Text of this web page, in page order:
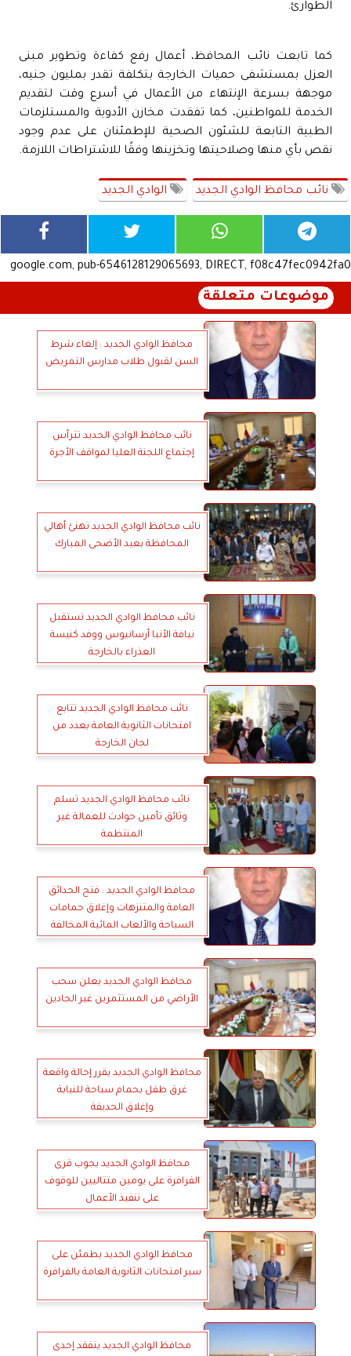
الطوارئ.
كما تابعت نائب المحافظ، أعمال رفع كفاءة وتطوير مبنى
العزل بمستشفى حميات الخارجة بتكلفة تقدر بمليون جنيه،
موجهة بسرعة الإنتهاء من الأعمال في أسرع وقت لتقديم
الخدمة للمواطنين، كما تفقدت مخازن الأدوية والمستلزمات
الطبية التابعة للشئون الصحية للإطمئنان على عدم وجود
نقص بأي منها وصلاحيتها وتخزينها وفقًا للاشتراطات اللازمة.
نائب محافظ الوادي الجديد الوادي الجديد
google.com, pub-6546128129065693, DIRECT, f08c47fec0942fa0
موضوعات متعلقة
محافظ الوادي الجديد : إلغاء شرط
السن لقبول طلاب مدارس التمريض
نائب محافظ الوادي الجديد تترأس
إجتماع اللجنة العليا لمواقف الأجرة
نائب محافظ الوادي الجديد تهنئ أهالي
المحافظة بعيد الأضحى المبارك
نائب محافظ الوادي الجديد تستقبل
نيافة الأنبا أرسانيوس ووفد كنيسة
العذراء بالخارجة
نائب محافظ الوادي الجديد تتابع
امتحانات الثانوية العامة بعدد من
لجان الخارجة
نائب محافظ الوادي الجديد تسلم
وثائق تأمين حوادث للعمالة غير
المنتظمة
محافظ الوادي الجديد : فتح الحدائق
العامة والمتنزهات وإغلاق حمامات
السباحة والألعاب المائية المخالفة
محافظ الوادي الجديد يعلن سحب
الأراضي من المستثمرين غير الجادين
محافظ الوادي الجديد يقرر إحالة واقعة
غرق طفل بحمام سباحة للنيابة
وإغلاق الحديقة
محافظ الوادي الجديد يجوب قرى
الفرافرة على يومين متتاليين للوقوف
على تنفيذ الأعمال
محافظ الوادي الجديد يطمئن على
سير امتحانات الثانوية العامة بالفرافرة
محافظ الوادي الجديد يتفقد إحدى